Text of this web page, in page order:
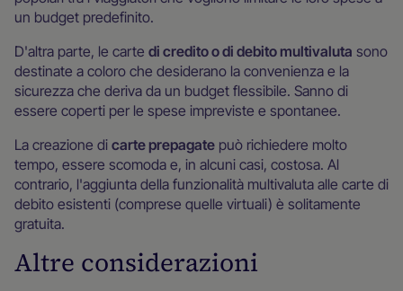
un budget predefinito.
D'altra parte, le carte di credito o di debito multivaluta sono
destinate a coloro che desiderano la convenienza e la
sicurezza che deriva da un budget flessibile. Sanno di
essere coperti per le spese impreviste e spontanee.
La creazione di carte prepagate può richiedere molto
tempo, essere scomoda e, in alcuni casi, costosa. Al
contrario, l'aggiunta della funzionalità multivaluta alle carte di
debito esistenti (comprese quelle virtuali) è solitamente
gratuita.
Altre considerazioni